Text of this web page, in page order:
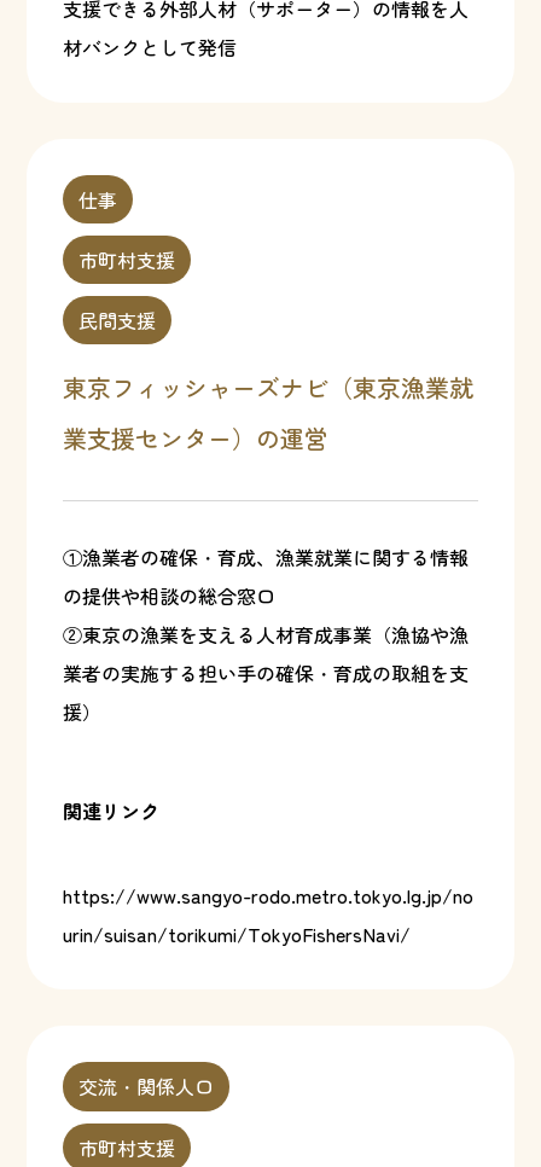
支援できる外部人材（サポーター）の情報を人
材バンクとして発信
仕事
市町村支援
民間支援
東京フィッシャーズナビ（東京漁業就
業支援センター）の運営
①漁業者の確保・育成、漁業就業に関する情報
の提供や相談の総合窓口
②東京の漁業を支える人材育成事業（漁協や漁
業者の実施する担い手の確保・育成の取組を支
援）
関連リンク
https://www.sangyo-rodo.metro.tokyo.lg.jp/no
urin/suisan/torikumi/TokyoFishersNavi/
交流・関係人口
市町村支援